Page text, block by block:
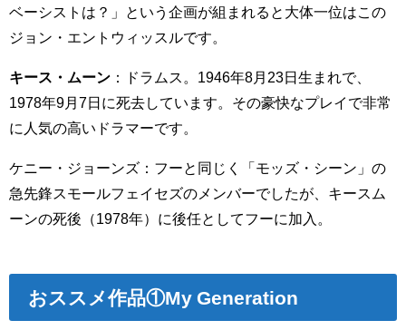
ベーシストは？」という企画が組まれると大体一位はこの
ジョン・エントウィッスルです。
キース・ムーン ：ドラムス。1946年8月23日生まれで、
1978年9月7日に死去しています。その豪快なプレイで非常
に人気の高いドラマーです。
ケニー・ジョーンズ：フーと同じく「モッズ・シーン」の
急先鋒スモールフェイセズのメンバーでしたが、キースム
ーンの死後（1978年）に後任としてフーに加入。
おススメ作品①My Generation